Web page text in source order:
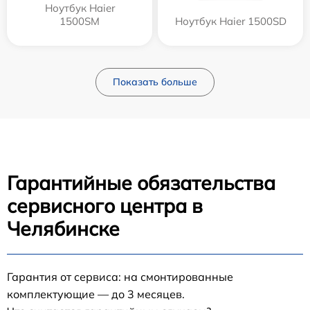
Ноутбук Haier
1500SM
Ноутбук Haier 1500SD
Показать больше
Гарантийные обязательства
сервисного центра в
Челябинске
Гарантия от сервиса: на смонтированные
комплектующие — до 3 месяцев.